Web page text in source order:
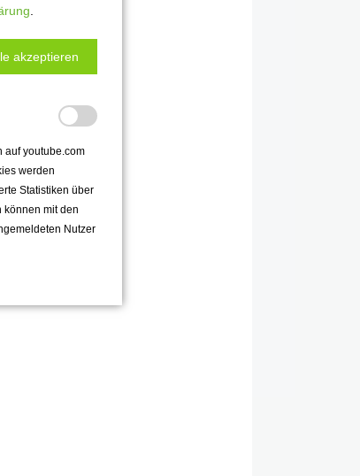
akzeptieren
auf youtube.com
werden
Statistiken über
können mit den
Nutzer